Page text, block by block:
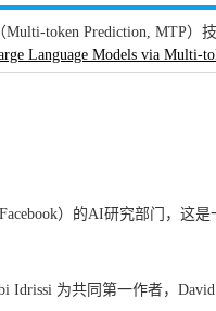
Multi-token Prediction, MTP
Language Models via Multi-
）的AI研究部门，这
Idrissi 为共同第一作者，